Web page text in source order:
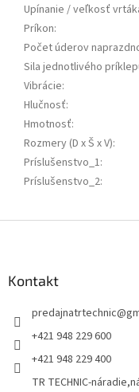
Upínanie / veľkosť
Príkon:
Počet úderov
Sila jednotlivého
Vibrácie:
Hlučnosť:
Hmotnosť:
Rozmery (D x Š x V):
Príslušenstvo_1:
Príslušenstvo_2:
Kontakt
predajnatrtechnic@
+421 948 229 600
+421 948 229 400
TR TECHNIC-